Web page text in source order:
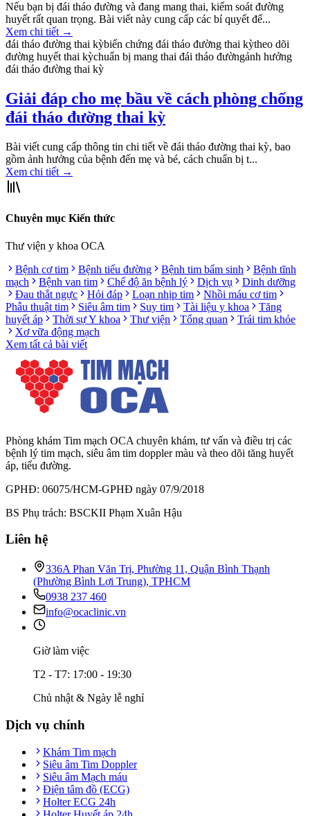
Nếu bạn bị đái tháo đường và đang mang thai, kiểm soát đường
huyết rất quan trọng. Bài viết này cung cấp các bí quyết để...
Xem chi tiết →
đái tháo đường thai kỳbiến chứng đái tháo đường thai kỳtheo dõi
đường huyết thai kỳchuẩn bị mang thai đái tháo đườngảnh hưởng
đái tháo đường thai kỳ
Giải đáp cho mẹ bầu về cách phòng chống
đái tháo đường thai kỳ
Bài viết cung cấp thông tin chi tiết về đái tháo đường thai kỳ, bao
gồm ảnh hưởng của bệnh đến mẹ và bé, cách chuẩn bị t...
Xem chi tiết →
Chuyên mục Kiến thức
Thư viện y khoa OCA
Bệnh cơ tim
Bệnh tiểu đường Bệnh tim bẩm sinh
Bệnh tĩnh
mạch
Bệnh van tim Chế độ ăn bệnh lý Dịch vụ
Dinh dưỡng
Đau thắt ngực
Hỏi đáp Loạn nhịp tim
Nhồi máu cơ tim
Phẫu thuật tim
Siêu âm tim Suy tim Tài liệu y khoa
Tăng
huyết áp
Thời sự Y khoa Thư viện Tổng quan
Trái tim khỏe
Xơ vữa động mạch
Xem tất cả bài viết
Phòng khám Tim mạch OCA chuyên khám, tư vấn và điều trị các
bệnh lý tim mạch, siêu âm tim doppler màu và theo dõi tăng huyết
áp, tiểu đường.
GPHĐ: 06075/HCM-GPHĐ ngày 07/9/2018
BS Phụ trách: BSCKII Phạm Xuân Hậu
Liên hệ
336A Phan Văn Trị, Phường 11, Quận Bình Thạnh
(Phường Bình Lợi Trung), TPHCM
0938 237 460
info@ocaclinic.vn
Giờ làm việc
T2 - T7: 17:00 - 19:30
Chủ nhật & Ngày lễ nghỉ
Dịch vụ chính
Khám Tim mạch
Siêu âm Tim Doppler
Siêu âm Mạch máu
Điện tâm đồ (ECG)
Holter ECG 24h